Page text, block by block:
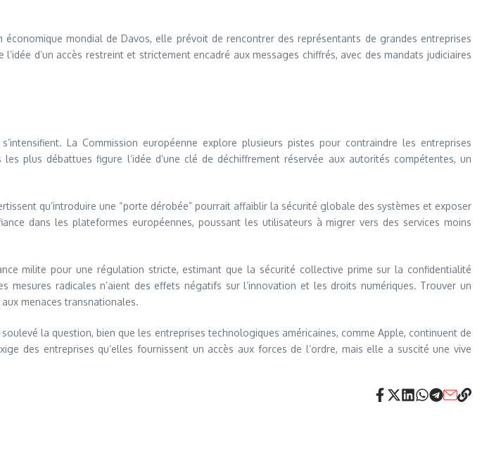
mondial de Davos, elle prévoit de rencontrer des représentants de grandes entreprises
d’un accès restreint et strictement encadré aux messages chiffrés, avec des mandats judiciaires
La Commission européenne explore plusieurs pistes pour contraindre les entreprises
plus débattues figure l’idée d’une clé de déchiffrement réservée aux autorités compétentes, un
qu’introduire une “porte dérobée” pourrait affaiblir la sécurité globale des systèmes et exposer
dans les plateformes européennes, poussant les utilisateurs à migrer vers des services moins
milite pour une régulation stricte, estimant que la sécurité collective prime sur la confidentialité
mesures radicales n’aient des effets négatifs sur l’innovation et les droits numériques. Trouver un
menaces transnationales.
la question, bien que les entreprises technologiques américaines, comme Apple, continuent de
des entreprises qu’elles fournissent un accès aux forces de l’ordre, mais elle a suscité une vive